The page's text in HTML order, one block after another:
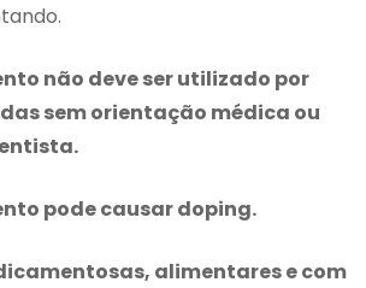
não deve ser utilizado por
sem orientação médica ou
pode causar doping.
alimentares e com